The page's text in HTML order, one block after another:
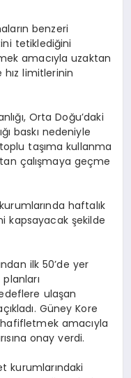
benzeri
tetiklediğini
amacıyla uzaktan
limitlerinin
Orta Doğu’daki
baskı nedeniyle
taşıma kullanma
çalışmaya geçme
haftalık
kapsayacak şekilde
ilk 50’de yer
ulaşan
Güney Kore
amacıyla
onay verdi.
kurumlarındaki